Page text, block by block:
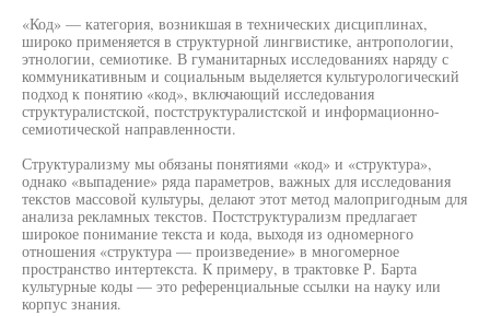
«Код» — категория, возникшая в технических дисциплинах,
широко применяется в структурной лингвистике, антропологии,
этнологии, семиотике. В гуманитарных исследованиях наряду с
коммуникативным и социальным выделяется культурологический
подход к понятию «код», включающий исследования
структуралистской, постструктуралистской и информационно-
семиотической направленности.
Структурализму мы обязаны понятиями «код» и «структура»,
однако «выпадение» ряда параметров, важных для исследования
текстов массовой культуры, делают этот метод малопригодным для
анализа рекламных текстов. Постструктурализм предлагает
широкое понимание текста и кода, выходя из одномерного
отношения «структура — произведение» в многомерное
пространство интертекста. К примеру, в трактовке Р. Барта
культурные коды — это референциальные ссылки на науку или
корпус знания.